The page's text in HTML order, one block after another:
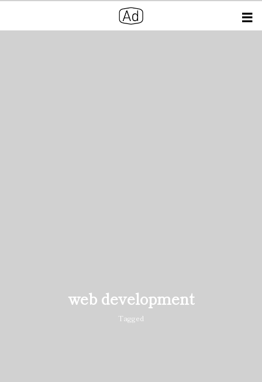
web development
Tagged